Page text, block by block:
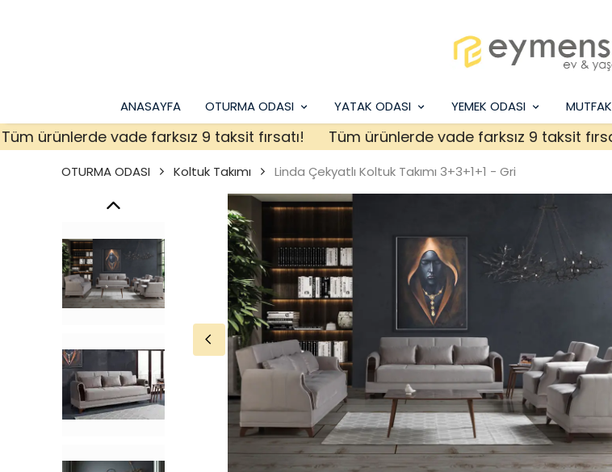
ANASAYFA OTURMA ODASI YATAK ODASI YEMEK ODASI MUTFAK
ürünlerde vade farksız 9 taksit fırsatı! Tüm ürünlerde vade farksız 9 taksit fırsatı!
OTURMA ODASI Koltuk Takımı Linda Çekyatlı Koltuk Takımı 3+3+1+1 - Gri